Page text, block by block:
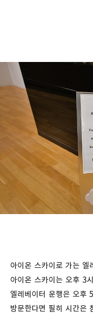
아이온 스카이로 가는 엘
아이온 스카이는 오후 3
엘레베이터 운행은 오후
방문한다면 필히 시간은